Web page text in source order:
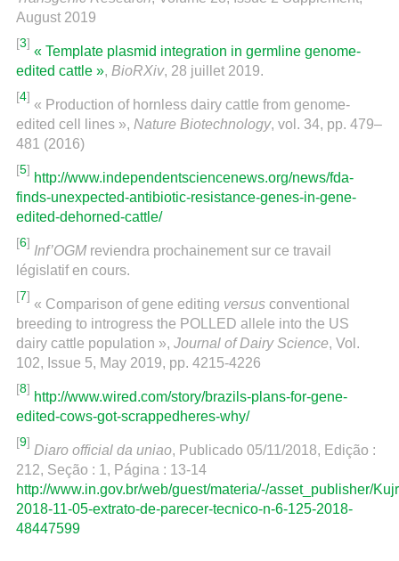
August 2019
[3]
« Template plasmid integration in germline genome-
edited cattle », BioRXiv, 28 juillet 2019.
[4]
« Production of hornless dairy cattle from genome-
edited cell lines », Nature Biotechnology, vol. 34, pp. 479–
481 (2016)
[5]
http://www.independentsciencenews.org/news/fda-
finds-unexpected-antibiotic-resistance-genes-in-gene-
edited-dehorned-cattle/
[6]
Inf’OGMreviendra prochainement sur ce travail
législatif en cours.
[7]
« Comparison of gene editing versusconventional
breeding to introgress the POLLED allele into the US
dairy cattle population », Journal of Dairy Science, Vol.
102, Issue 5, May 2019, pp. 4215-4226
[8]
http://www.wired.com/story/brazils-plans-for-gene-
edited-cows-got-scrappedheres-why/
[9]
Diaro official da uniao, Publicado 05/11/2018, Edição :
212, Seção : 1, Página : 13-14
http://www.in.gov.br/web/guest/materia/-/asset_publisher/
2018-11-05-extrato-de-parecer-tecnico-n-6-125-2018-
48447599